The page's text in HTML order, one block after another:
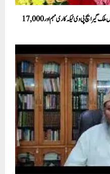
وزیراعظم جناب نریندر مودی نے راجستھان کے اجمیر میں ملک گیر ایچ پی وی ٹیکہ کاری مہم اور 17,000